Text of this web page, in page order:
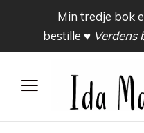
Min tredje bok
bestille ♥ Verdens